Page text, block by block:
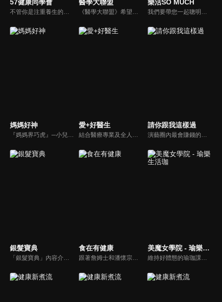
57健康同學會 醫學大聯盟 樂活SO MUCH
媽媽好神
『媽媽界巧虎』─小兒科醫師黃瑽寧，『國民媽媽』─鍾欣凌，兩人領軍擁有十八般武藝的好神媽媽團，為全台媽媽們發聲，所有育兒新知，家庭秘辛，全家大小健康，都會在《媽媽好神》一一解惑！
愛+好醫生
結合醫療專業及全人關懷的新型態節目，主持人黃瑽寧醫師親訪家庭，跨領域醫療顧問團全方位檢視，提供最完整、實用和正確的資訊來守護孩子的健康。
請你跟我這樣過
演藝圈內最會賺錢的侯昌明，以親身經歷教你理財；採訪經歷豐沛的黃文華，把所見所聞通通報你哉。不論是理財知識、兩性問題、生活資訊，完全貼近市井小民的所需所求，保證讓你生活過更好！
銀髮寶典
「銀髮寶典」內容介紹銀髮族相關的醫療知識，讓爺爺奶奶們能了解銀髮族常見的疾病、或是身體常遇到的問題，並邀請專業的醫師上節目解答，詳細深入且淺顯易懂的方式講述給各位爺爺奶奶們。為銀髮族的身體健康預防把關，讓爺爺奶奶能有一個樂活的退休生活。
食在有健康
跟著詹姆士和潘懷宗博士就能輕鬆學料理！只是品嚐美食之餘，身體健康也要懂得把關，每集都會傳授生活健康資訊，破除一般飲食迷思，讓大家吃得美味、活得健康！
美魔女學院 - 瑜樂生活珈
維持好體態的瑜珈課程，有著豐富的瑜珈姿勢，伸展筋骨舒緩全身疲勞，緊緻肌肉線條，不只能雕塑美美的身材也能夠讓身心靈都暢快健康，跟上我們的腳步一起踏上瑜樂生活珈，輕鬆好上手，快樂享瘦！